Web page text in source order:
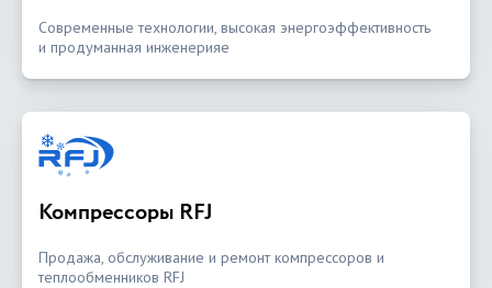
Современные технологии, высокая энергоэффективность
и продуманная инженерияе
Компрессоры RFJ
Продажа, обслуживание и ремонт компрессоров и
теплообменников RFJ